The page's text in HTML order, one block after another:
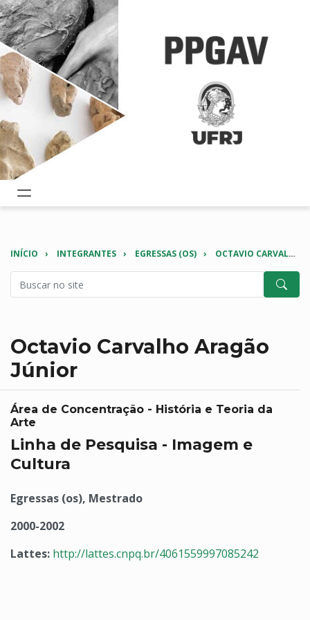
INÍCIO INTEGRANTES EGRESSAS (OS) OCTAVIO CARVALHO ARAGÃO JÚNIOR
Octavio Carvalho Aragão
Júnior
Área de Concentração - História e Teoria da
Arte
Linha de Pesquisa - Imagem e
Cultura
Egressas (os), Mestrado
2000-2002
Lattes: http://lattes.cnpq.br/4061559997085242